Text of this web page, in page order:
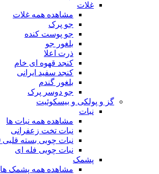
غلات
مشاهده همه غلات
جو پرک
جو پوست کنده
بلغور جو
ذرت اعلا
کنجد قهوه ای خام
کنجد سفید ایرانی
بلغور گندم
جو دوسر پرک
گز و پولکی و بیسکوئیت
نبات
مشاهده همه نبات ها
نبات تخت زعفرانی
نبات چوبی بسته قلبی 600گرمی
نبات چوبی فله ای
پشمک
مشاهده همه پشمک ها